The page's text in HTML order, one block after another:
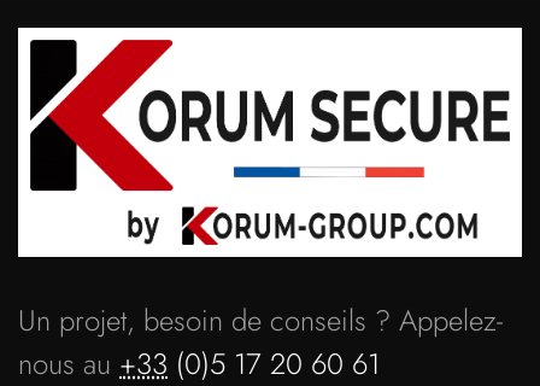
Un projet, besoin de conseils ? Appelez-
nous au +33 (0)5 17 20 60 61